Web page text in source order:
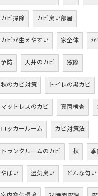
カビ掃除 カビ臭い部屋
カビが生えやすい 家全体
予防 天井のカビ 窓際
秋のカビ対策 トイレの黒カビ
マットレスのカビ 真菌検査
ロッカールーム カビ対策法
トランクルームのカビ 秋
やばい 湿気臭い どんな匂い